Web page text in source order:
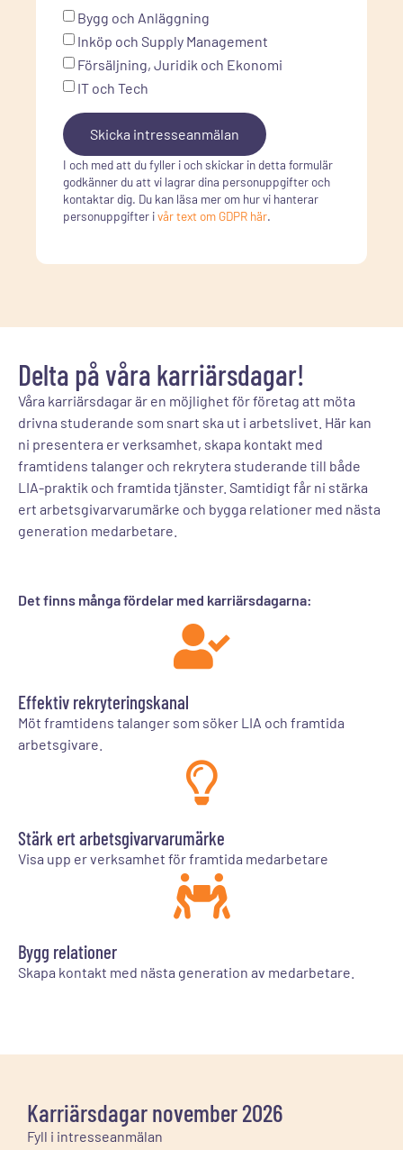
Bygg och Anläggning
Inköp och Supply Management
Försäljning, Juridik och Ekonomi
IT och Tech
Skicka intresseanmälan
I och med att du fyller i och skickar in detta formulär
godkänner du att vi lagrar dina personuppgifter och
kontaktar dig. Du kan läsa mer om hur vi hanterar
personuppgifter ivår text om GDPR här.
Delta på våra karriärsdagar!
Våra karriärsdagar är en möjlighet för företag att möta
drivna studerande som snart ska ut i arbetslivet. Här kan
ni presentera er verksamhet, skapa kontakt med
framtidens talanger och rekrytera studerande till både
LIA-praktik och framtida tjänster. Samtidigt får ni stärka
ert arbetsgivarvarumärke och bygga relationer med nästa
generation medarbetare.
Det finns många fördelar med karriärsdagarna:
Effektiv rekryteringskanal
Möt framtidens talanger som söker LIA och framtida
arbetsgivare.
Stärk ert arbetsgivarvarumärke
Visa upp er verksamhet för framtida medarbetare
Bygg relationer
Skapa kontakt med nästa generation av medarbetare.
Karriärsdagar november 2026
Fyll i intresseanmälan